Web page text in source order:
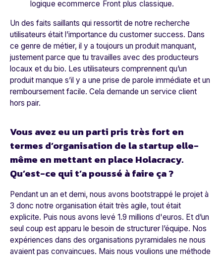
logique ecommerce Front plus classique.
Un des faits saillants qui ressortit de notre recherche
utilisateurs était l’importance du customer success. Dans
ce genre de métier, il y a toujours un produit manquant,
justement parce que tu travailles avec des producteurs
locaux et du bio. Les utilisateurs comprennent qu’un
produit manque s’il y a une prise de parole immédiate et un
remboursement facile. Cela demande un service client
hors pair.
Vous avez eu un parti pris très fort en
termes d’organisation de la startup elle-
même en mettant en place Holacracy.
Qu’est-ce qui t’a poussé à faire ça ?
Pendant un an et demi, nous avons bootstrappé le projet à
3 donc notre organisation était très agile, tout était
explicite. Puis nous avons levé 1.9 millions d'euros. Et d’un
seul coup est apparu le besoin de structurer l’équipe. Nos
expériences dans des organisations pyramidales ne nous
avaient pas convaincues. Mais nous voulions une méthode